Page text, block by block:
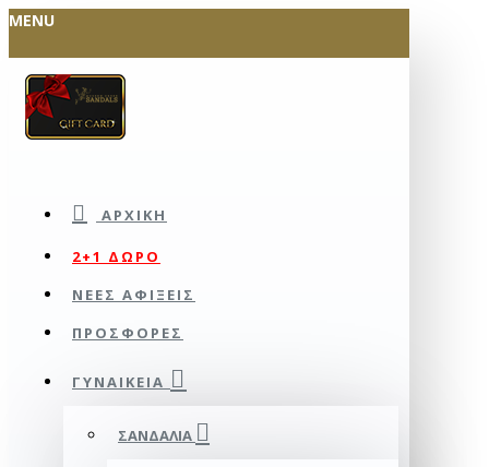
MENU
ΑΡΧΙΚΉ
2+1 ΔΩΡΟ
ΝΕΕΣ ΑΦΙΞΕΙΣ
ΠΡΟΣΦΟΡΕΣ
ΓΥΝΑΙΚΕΊΑ
ΣΑΝΔΆΛΙΑ